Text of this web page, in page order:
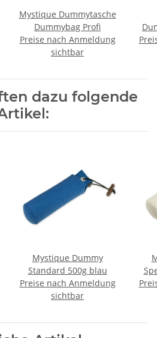
Mystique Dummytasche
Dummybag Profi
Preise nach Anmeldung
sichtbar
dazu folgende
Mystique Dummy
Standard 500g blau
Preise nach Anmeldung
sichtbar